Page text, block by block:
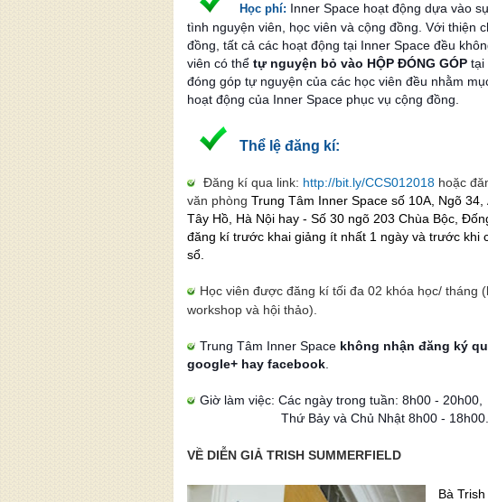
Học phí: Inner Space hoạt động dựa vào
tình nguyện viên, học viên và cộng đồng. Với thiện
đồng, tất cả các hoạt động tại Inner Space đều
viên có thể tự nguyện bỏ vào HỘP ĐÓNG GÓP tại
đóng góp tự nguyện của các học viên đều nhằm
hoạt động của Inner Space phục vụ cộng đồng.
Thể lệ đăng kí:
Đăng kí qua link: http://bit.ly/CCS012018 hoặc
văn phòng Trung Tâm Inner Space số 10A, Ngõ 34,
Tây Hồ, Hà Nội hay - Số 30 ngõ 203 Chùa Bộc,
đăng kí trước khai giảng ít nhất 1 ngày và trước khi
sổ.
Học viên được đăng kí tối đa 02 khóa học/ tháng
workshop và hội thảo).
Trung Tâm Inner Space không nhận đăng ký
google+ hay facebook
Giờ làm việc: Các ngày trong tuần: 8h00 - 20h00,
Thứ Bảy và Chủ Nhật 8h00 - 18h00
VỀ DIỄN GIẢ TRISH SUMMERFIELD
Bà